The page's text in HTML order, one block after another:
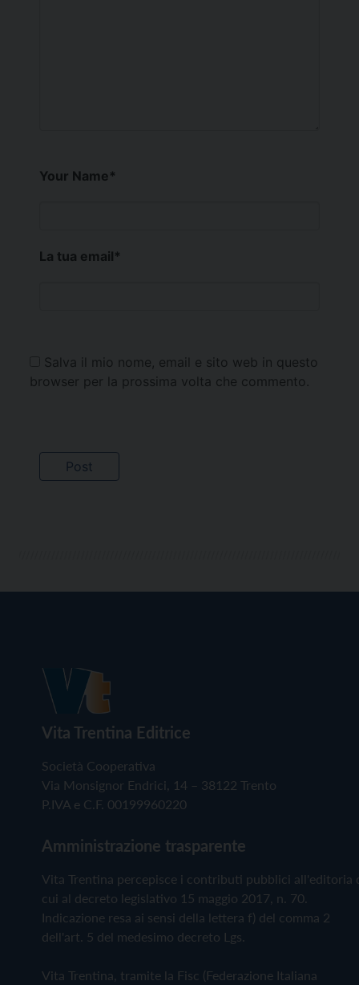
Your Name*
La tua email*
Salva il mio nome, email e sito web in questo
browser per la prossima volta che commento.
Vita Trentina Editrice
Società Cooperativa
Via Monsignor Endrici, 14 – 38122 Trento
P.IVA e C.F. 00199960220
Amministrazione trasparente
Vita Trentina percepisce i contributi pubblici all'editoria
cui al decreto legislativo 15 maggio 2017, n. 70.
Indicazione resa ai sensi della lettera f) del comma 2
dell'art. 5 del medesimo decreto Lgs.
Vita Trentina, tramite la Fisc (Federazione Italiana